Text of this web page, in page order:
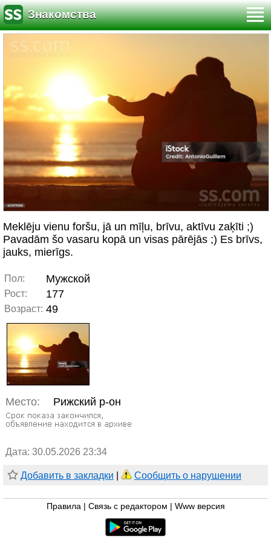
Знакомства
Meklēju vienu foršu, jā un mīļu, brīvu, aktīvu zaķīti ;)
Pavadām šo vasaru kopā un visas pārējās ;) Es brīvs,
jauks, mierīgs.
Пол: Мужской
Рост: 177
Возраст: 49
Место: Рижский р-он
Дата: 30.05.2026 23:34
Добавить в закладки Сообщить о нарушении
Правила Связь с редактором Www версия